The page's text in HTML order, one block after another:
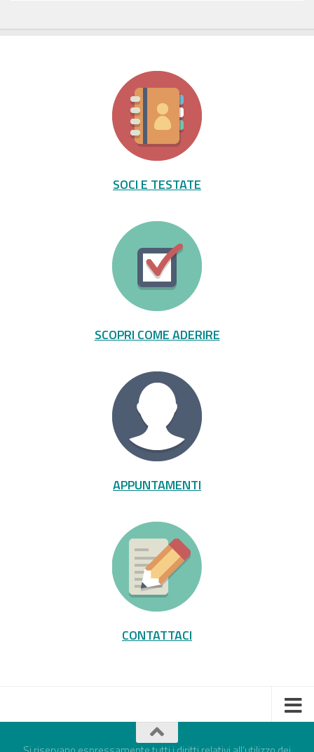
SOCI E TESTATE
SCOPRI COME ADERIRE
APPUNTAMENTI
CONTATTACI